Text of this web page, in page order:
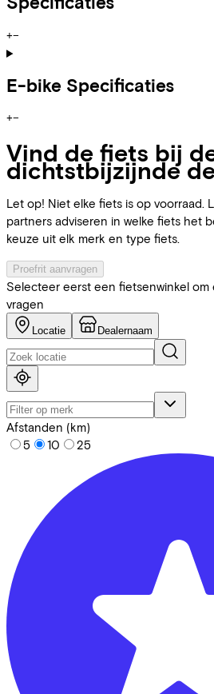
+−
E-bike Specificaties
+−
Vind de fiets bij
dichtstbijzijnde
Let op! Niet elke fiets is op voorraad.
partners adviseren in welke fiets het
keuze uit elk merk en type fiets.
Proefrit aanvragen
Selecteer eerst een fietsenwinkel
vragen
Locatie Dealernaam
Afstanden (km)
5
10 25